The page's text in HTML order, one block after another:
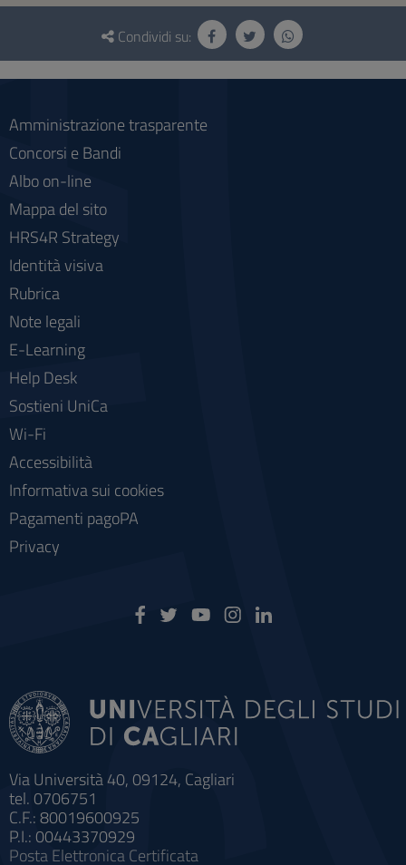
Questionario
social
Condividi su:
Via Università 40, 09124, Cagliari
tel. 0706751
C.F.: 80019600925
P.I.: 00443370929
Posta Elettronica Certificata
Amministrazione trasparente
Concorsi e Bandi
Albo on-line
Mappa del sito
HRS4R Strategy
Identità visiva
Rubrica
Note legali
E-Learning
Help Desk
Sostieni UniCa
Wi-Fi
Accessibilità
Informativa sui cookies
Pagamenti pagoPA
Privacy